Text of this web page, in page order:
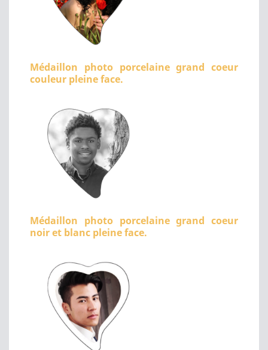
Médaillon photo porcelaine grand coeur
couleur pleine face.
Médaillon photo porcelaine grand coeur
noir et blanc pleine face.